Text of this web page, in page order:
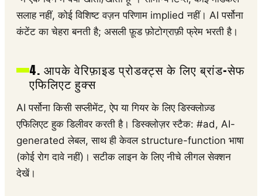
सलाह नहीं, कोई विशिष्ट वज़न परिणाम implied नहीं। AI पर्सोना
कंटेंट का चेहरा बनती है; असली फ़ूड फ़ोटोग्राफ़ी फ्रेम भरती है।
4. आपके वेरिफ़ाइड प्रोडक्ट्स के लिए ब्रांड-सेफ
एफिलिएट हुक्स
AI पर्सोना किसी सप्लीमेंट, ऐप या गियर के लिए डिस्क्लोज़्ड
एफिलिएट हुक डिलीवर करती है। डिस्क्लोज़र स्टैक: #ad, AI-
generated लेबल, साथ ही केवल structure-function भाषा
(कोई रोग दावे नहीं)। सटीक लाइन के लिए नीचे लीगल सेक्शन
देखें।